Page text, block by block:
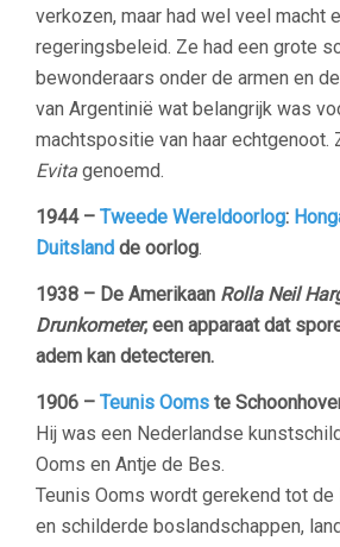
verkozen, maar had wel veel macht
regeringsbeleid. Ze had een grote
bewonderaars onder de armen en
van Argentinië wat belangrijk was
machtspositie van haar
Evita genoemd.
1944 – Tweede Wereldoorlog:
Duitsland de oorlog.
1938 – De Amerikaan Rolla Neil
Drunkometer, een apparaat dat
adem kan detecteren.
1906 – Teunis Ooms te
Hij was een Nederlandse
Ooms en Antje de Bes.
Teunis Ooms wordt gerekend tot
en schilderde boslandschappen,